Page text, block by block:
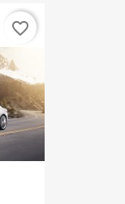
favorite_border